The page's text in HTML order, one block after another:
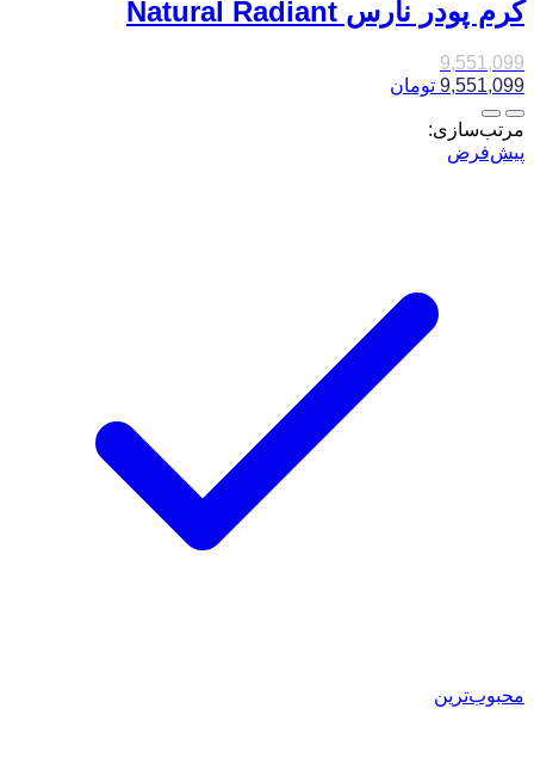
کرم پودر نارس Natural Radiant
9,551,099
9,551,099 تومان
مرتب‌سازی:
پیش‌فرض
محبوب‌ترین